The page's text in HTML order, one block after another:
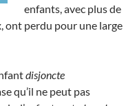
enfants, avec plus de
ont perdu pour une large
disjoncte
qu’il ne peut pas